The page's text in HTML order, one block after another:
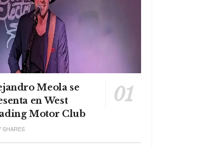
Meola se
en West
Motor Club
SHARES